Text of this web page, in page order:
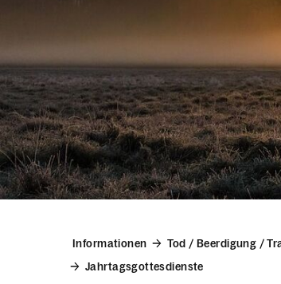
Informationen
Tod / Beerdigung /
Jahrtagsgottesdienste